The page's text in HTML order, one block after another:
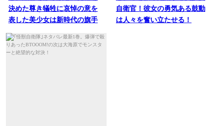
決めた尊き犠牲に哀悼の意を
表した美少女は新時代の旗手
自衛官！彼女の勇気ある鼓動
は人々を奮い立たせる！